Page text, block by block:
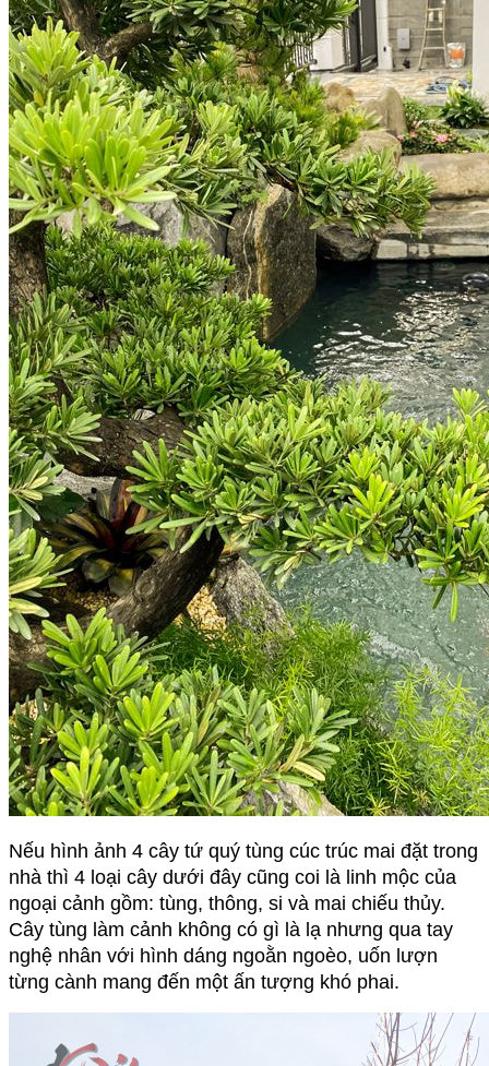
Nếu hình ảnh 4 cây tứ quý tùng cúc trúc mai đặt trong
nhà thì 4 loại cây dưới đây cũng coi là linh mộc của
Cây tùng làm cảnh không có gì là lạ nhưng qua tay
nghệ nhân với hình dáng ngoằn ngoèo, uốn lượn
từng cành mang đến một ấn tượng khó phai.